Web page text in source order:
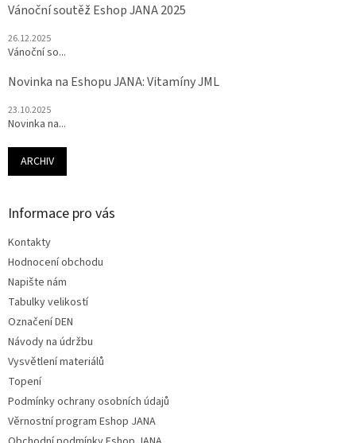
Vánoční soutěž Eshop JANA 2025
26.12.2025
Vánoční so...
Novinka na Eshopu JANA: Vitamíny JML
23.10.2025
Novinka na...
ARCHIV
Informace pro vás
Kontakty
Hodnocení obchodu
Napište nám
Tabulky velikostí
Označení DEN
Návody na údržbu
Vysvětlení materiálů
Topení
Podmínky ochrany osobních údajů
Věrnostní program Eshop JANA